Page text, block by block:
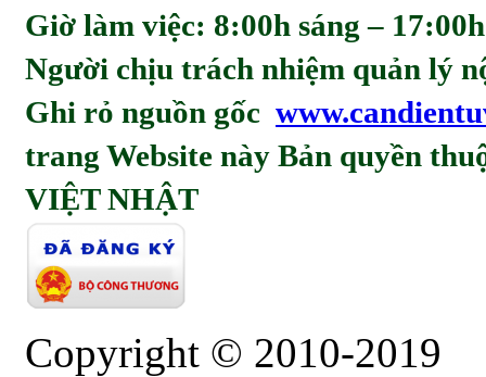
Giờ làm việc: 8:00h sáng –
Người chịu trách nhiệm quản lý
Ghi rỏ nguồn gốc
trang Website này Bản quyền
VIỆT NHẬT
Copyright © 2010-2019